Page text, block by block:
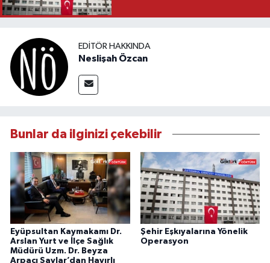
EDITÖR HAKKINDA
Neslişah Özcan
Bunlar da ilginizi çekebilir
Eyüpsultan Kaymakamı Dr.
Arslan Yurt ve İlçe Sağlık
Müdürü Uzm. Dr. Beyza
Arpacı Saylar’dan Hayırlı
Şehir Eşkıyalarına Yönelik
Operasyon